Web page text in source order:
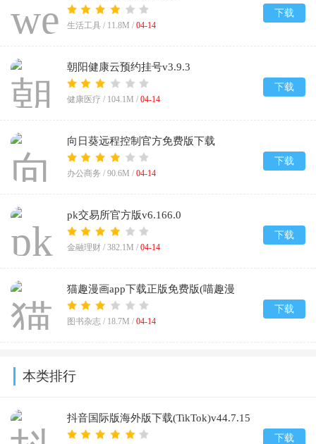
生活工具 / 11.8M / 04-14
下载
朝阳健康云预约挂号v3.9.3
健康医疗 / 104.1M / 04-14
下载
向日葵远程控制官方免费版下载
v15.5.2.81255
办公商务 / 90.6M / 04-14
下载
pk交易所官方版v6.166.0
金融理财 / 382.1M / 04-14
下载
猫趣漫画app下载正版免费版(喵趣漫
画)v5.0.0
图书杂志 / 18.7M / 04-14
下载
本类排行
抖音国际版海外版下载(TikTok)v44.7.15
下载